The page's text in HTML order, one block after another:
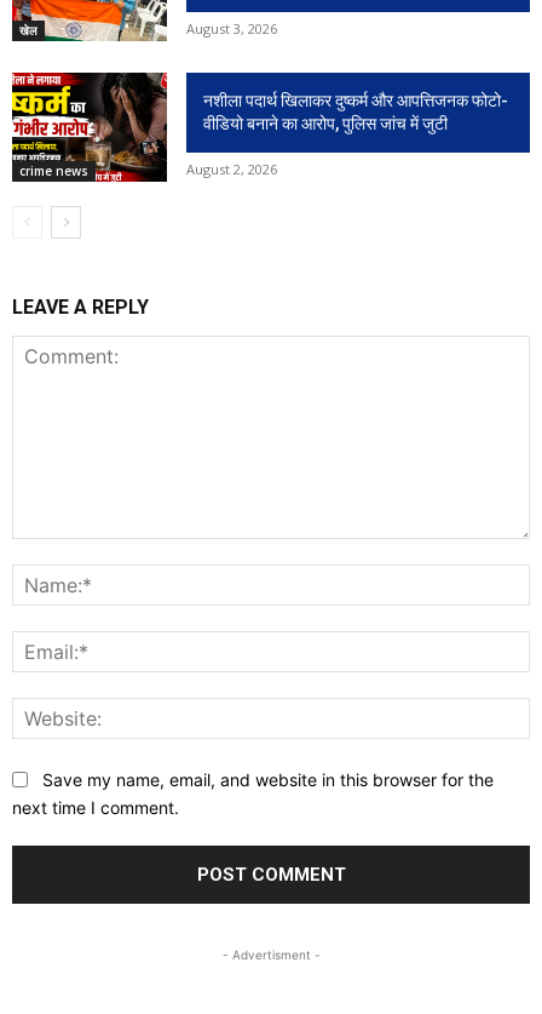
खेल August 3, 2026
crime news
नशीला पदार्थ खिलाकर दुष्कर्म और आपत्तिजनक फोटो-
वीडियो बनाने का आरोप, पुलिस जांच में जुटी
August 2, 2026
LEAVE A REPLY
Save my name, email, and website in this browser for the
next time I comment.
- Advertisment -